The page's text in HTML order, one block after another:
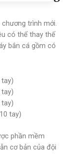
trình mới.
có thể thay thế
bắn cá gồm có
tay)
phần mềm
cơ bản của đội